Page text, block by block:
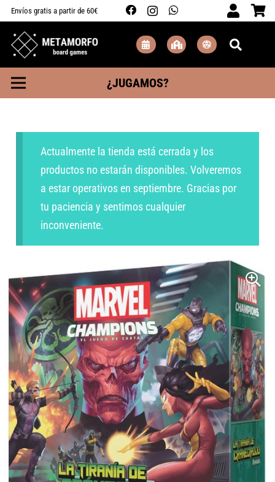
Envíos gratis a partir de 60€
¿JUGAMOS?
Actualmente la tienda está cerrada y los
productos no estarán disponibles. Volveremos
a estar operativos en septiembre. Gracias por
tu paciencia y sentimos cualquier
inconveniente.